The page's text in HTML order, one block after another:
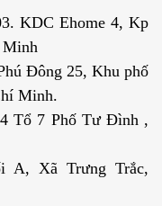
KDC Ehome 4, Kp
Minh
Đông 25, Khu phố
Minh.
Tổ 7 Phố Tư Đình ,
A, Xã Trưng Trắc,